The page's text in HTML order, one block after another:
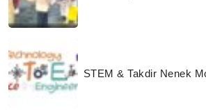
STEM & Takdir Nenek